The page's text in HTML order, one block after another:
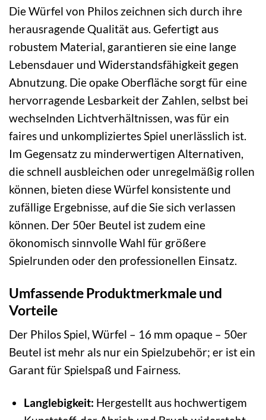
Die Würfel von Philos zeichnen sich durch ihre
herausragende Qualität aus. Gefertigt aus
robustem Material, garantieren sie eine lange
Lebensdauer und Widerstandsfähigkeit gegen
Abnutzung. Die opake Oberfläche sorgt für eine
hervorragende Lesbarkeit der Zahlen, selbst bei
wechselnden Lichtverhältnissen, was für ein
faires und unkompliziertes Spiel unerlässlich ist.
Im Gegensatz zu minderwertigen Alternativen,
die schnell ausbleichen oder unregelmäßig rollen
können, bieten diese Würfel konsistente und
zufällige Ergebnisse, auf die Sie sich verlassen
können. Der 50er Beutel ist zudem eine
ökonomisch sinnvolle Wahl für größere
Spielrunden oder den professionellen Einsatz.
Umfassende Produktmerkmale und
Vorteile
Der Philos Spiel, Würfel – 16 mm opaque – 50er
Beutel ist mehr als nur ein Spielzubehör; er ist ein
Garant für Spielspaß und Fairness.
Langlebigkeit: Hergestellt aus hochwertigem